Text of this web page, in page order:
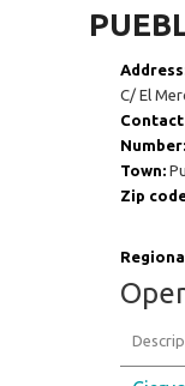
C/ El
Contact
Number:
Town:
Zip